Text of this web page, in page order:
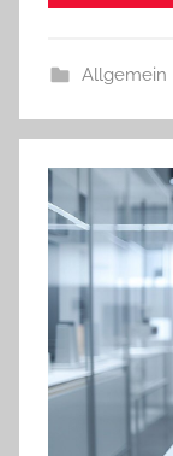
Allgemein